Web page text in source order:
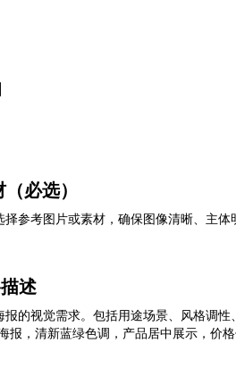
必选）
参考图片或素材，确保图像清晰、主体
述
的视觉需求。包括用途场景、风格调性
报，清新蓝绿色调，产品居中展示，价